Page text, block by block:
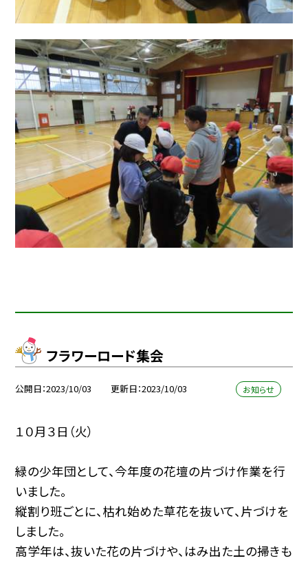
フラワーロード集会
公開日 2023/10/03 更新日 2023/10/03 お知らせ
１０月３日（火）
緑の少年団として、今年度の花壇の片づけ作業を行
いました。
縦割り班ごとに、枯れ始めた草花を抜いて、片づけを
しました。
高学年は、抜いた花の片づけや、はみ出た土の掃きも